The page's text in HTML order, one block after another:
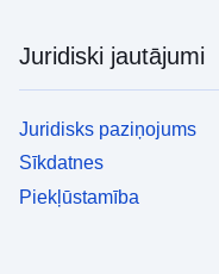
Juridiski jautājumi
Juridisks paziņojums
Sīkdatnes
Piekļūstamība